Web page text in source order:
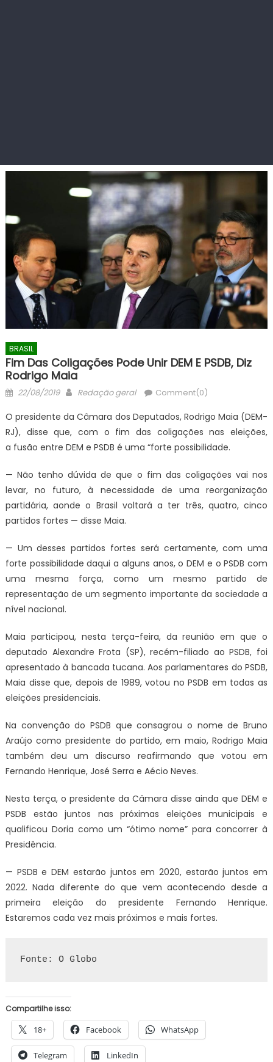
BRASIL
Fim Das Coligações Pode Unir DEM E PSDB, Diz
Rodrigo Maia
Posted
22/08/2019 Author
Redação geral Comment(0)
O presidente da Câmara dos Deputados, Rodrigo Maia (DEM-
RJ), disse que, com o fim das coligações nas eleições,
a fusão entre DEM e PSDB é uma “forte possibilidade.
— Não tenho dúvida de que o fim das coligações vai nos
levar, no futuro, à necessidade de uma reorganização
partidária, aonde o Brasil voltará a ter três, quatro, cinco
partidos fortes — disse Maia.
— Um desses partidos fortes será certamente, com uma
forte possibilidade daqui a alguns anos, o DEM e o PSDB com
uma mesma força, como um mesmo partido de
representação de um segmento importante da sociedade a
nível nacional.
Maia participou, nesta terça-feira, da reunião em que o
deputado Alexandre Frota (SP), recém-filiado ao PSDB, foi
apresentado à bancada tucana. Aos parlamentares do PSDB,
Maia disse que, depois de 1989, votou no PSDB em todas as
eleições presidenciais.
Na convenção do PSDB que consagrou o nome de Bruno
Araújo como presidente do partido, em maio, Rodrigo Maia
também deu um discurso reafirmando que votou em
Fernando Henrique, José Serra e Aécio Neves.
Nesta terça, o presidente da Câmara disse ainda que DEM e
PSDB estão juntos nas próximas eleições municipais e
qualificou Doria como um “ótimo nome” para concorrer à
Presidência.
— PSDB e DEM estarão juntos em 2020, estarão juntos em
2022. Nada diferente do que vem acontecendo desde a
primeira eleição do presidente Fernando Henrique.
Estaremos cada vez mais próximos e mais fortes.
Fonte: O Globo
Compartilhe isso:
18+ Facebook WhatsApp
Telegram LinkedIn